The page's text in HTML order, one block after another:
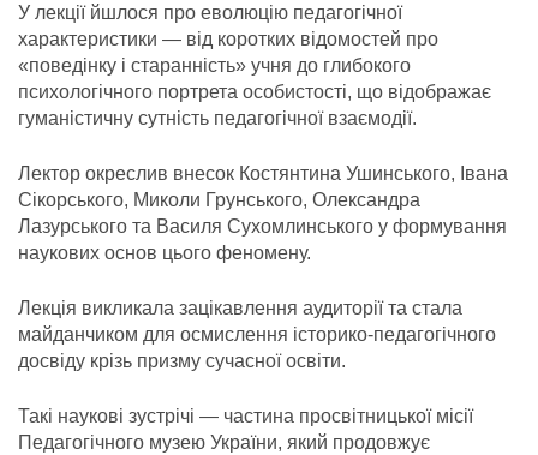
У лекції йшлося про еволюцію педагогічної
характеристики — від коротких відомостей про
«поведінку і старанність» учня до глибокого
психологічного портрета особистості, що відображає
гуманістичну сутність педагогічної взаємодії.
Лектор окреслив внесок Костянтина Ушинського, Івана
Сікорського, Миколи Грунського, Олександра
Лазурського та Василя Сухомлинського у формування
наукових основ цього феномену.
Лекція викликала зацікавлення аудиторії та стала
майданчиком для осмислення історико-педагогічного
досвіду крізь призму сучасної освіти.
Такі наукові зустрічі — частина просвітницької місії
Педагогічного музею України, який продовжує